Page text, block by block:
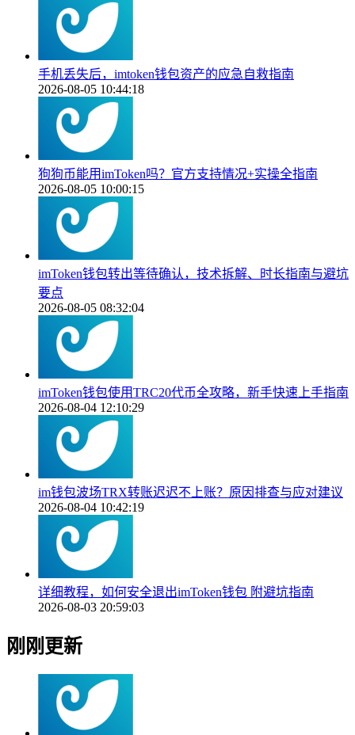
手机丢失后，imtoken钱包资产的应急自救指南
2026-08-05 10:44:18
狗狗币能用imToken吗？官方支持情况+实操全指南
2026-08-05 10:00:15
imToken钱包转出等待确认，技术拆解、时长指南与避坑
要点
2026-08-05 08:32:04
imToken钱包使用TRC20代币全攻略，新手快速上手指南
2026-08-04 12:10:29
im钱包波场TRX转账迟迟不上账？原因排查与应对建议
2026-08-04 10:42:19
详细教程，如何安全退出imToken钱包 附避坑指南
2026-08-03 20:59:03
刚刚更新